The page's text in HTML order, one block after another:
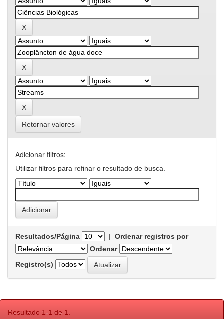
Retornar valores
Adicionar filtros:
Utilizar filtros para refinar o resultado de busca.
Resultados/Página | Ordenar registros por
Ordenar
Registro(s)
Resultado 1-1 de 1.